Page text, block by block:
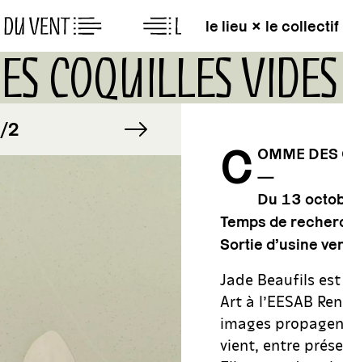
le lieu × le collectif
COQUILLES
C OMME DES
—
Du 13
Temps de
Sortie d’usine
Jade Beaufils
Art à l’EESAB
images
vient, entre